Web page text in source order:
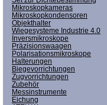
Mikroskopkameras
Mikroskopkondensoren
Objekthalter
Wiegesysteme Industrie 4.0
Inversmikroskope
Präzisionswaagen
Polarisationsmikroskope
Halterungen
Biegevorrichtungen
Zugvorrichtungen
Zubehör
Messinstrumente
Eichung